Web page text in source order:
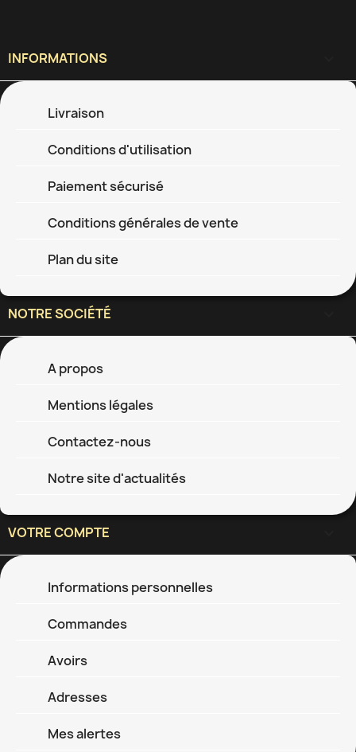
INFORMATIONS
Livraison
Conditions d'utilisation
Paiement sécurisé
Conditions générales de vente
Plan du site
NOTRE SOCIÉTÉ
A propos
Mentions légales
Contactez-nous
Notre site d'actualités
VOTRE COMPTE
Informations personnelles
Commandes
Avoirs
Adresses
Mes alertes